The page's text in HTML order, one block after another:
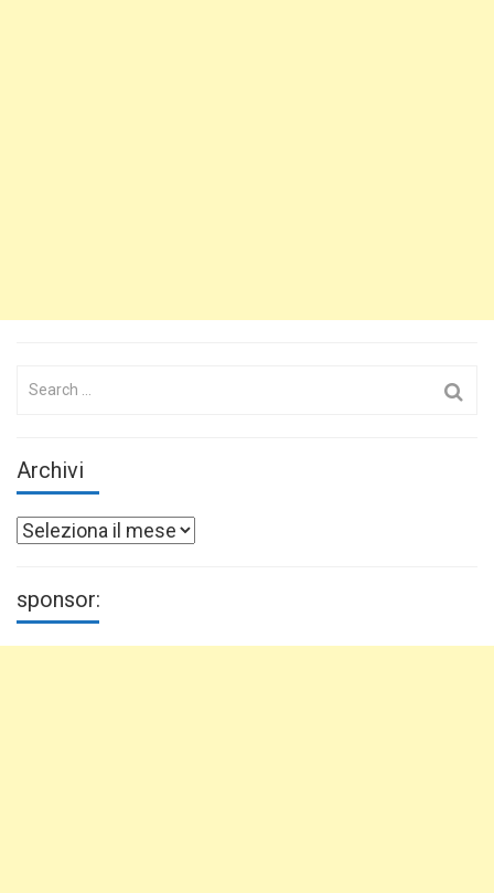
Search
Archivi
Archivi
sponsor: